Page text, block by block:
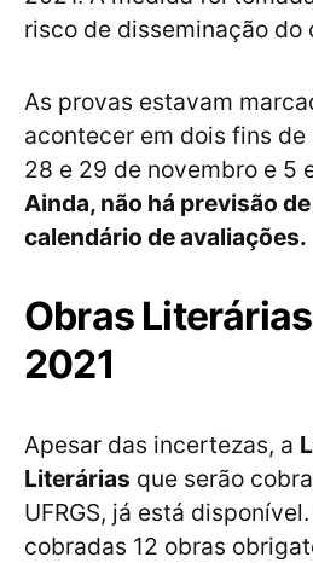
risco de disseminação do
As provas estavam
acontecer em dois fins de
28 e 29 de novembro e 5
Ainda, não há previsão
calendário de avaliações.
Obras Literárias
2021
Apesar das incertezas, a
Literárias que serão
UFRGS, já está
cobradas 12 obras